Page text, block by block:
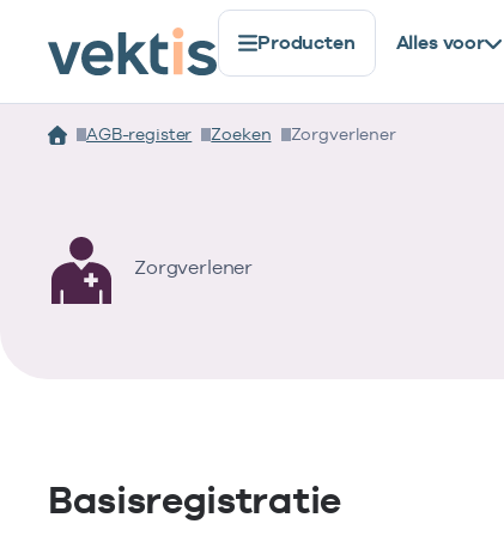
Producten Alles voor
AGB-register Zoeken Zorgverlener
Zorgverlener
Basisregistratie